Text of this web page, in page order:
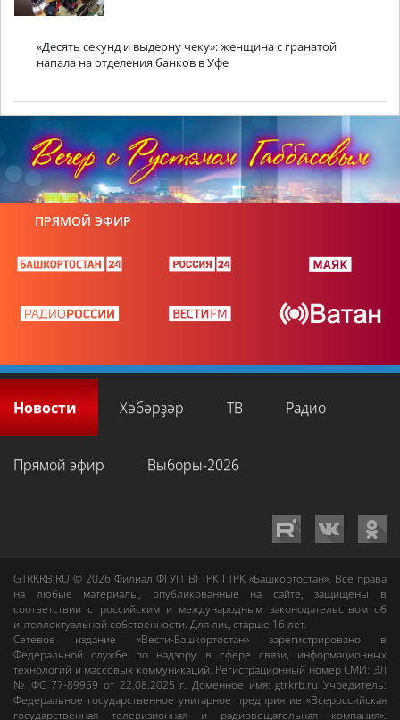
«Десять секунд и выдерну чеку»: женщина с гранатой
напала на отделения банков в Уфе
ПРЯМОЙ ЭФИР
Новости Хәбәрҙәр ТВ Радио
Прямой эфир Выборы-2026
GTRKRB.RU © 2026Филиал ФГУП ВГТРК ГТРК «Башкортостан». Все права
на любые материалы, опубликованные на сайте, защищены в
соответствии с российским и международным законодательством об
интеллектуальной собственности. Для лиц старше 16 лет.
Сетевое издание «Вести-Башкортостан»зарегистрировано в
Федеральной службе по надзору в сфере связи, информационных
технологий и массовых коммуникаций. Регистрационный номер СМИ: ЭЛ
№ ФС 77-89959 от 22.08.2025 г. Доменное имя:gtrkrb.ru Учредитель:
Федеральное государственное унитарное предприятие «Всероссийская
государственная телевизионная и радиовещательная компания».